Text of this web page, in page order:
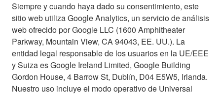
Siempre y cuando haya dado su consentimiento, este
sitio web utiliza Google Analytics, un servicio de análisis
web ofrecido por Google LLC (1600 Amphitheater
Parkway, Mountain View, CA 94043, EE. UU.). La
entidad legal responsable de los usuarios en la UE/EEE
y Suiza es Google Ireland Limited, Google Building
Gordon House, 4 Barrow St, Dublín, D04 E5W5, Irlanda.
Nuestro uso incluye el modo operativo de Universal